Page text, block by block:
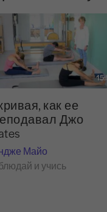
как ее
Джо
Майо
и учись